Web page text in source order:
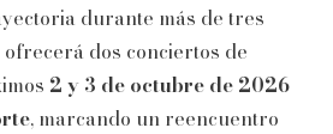
durante más de tres
ofrecerá dos conciertos de
2 y 3 de octubre de 2026
, marcando un reencuentro